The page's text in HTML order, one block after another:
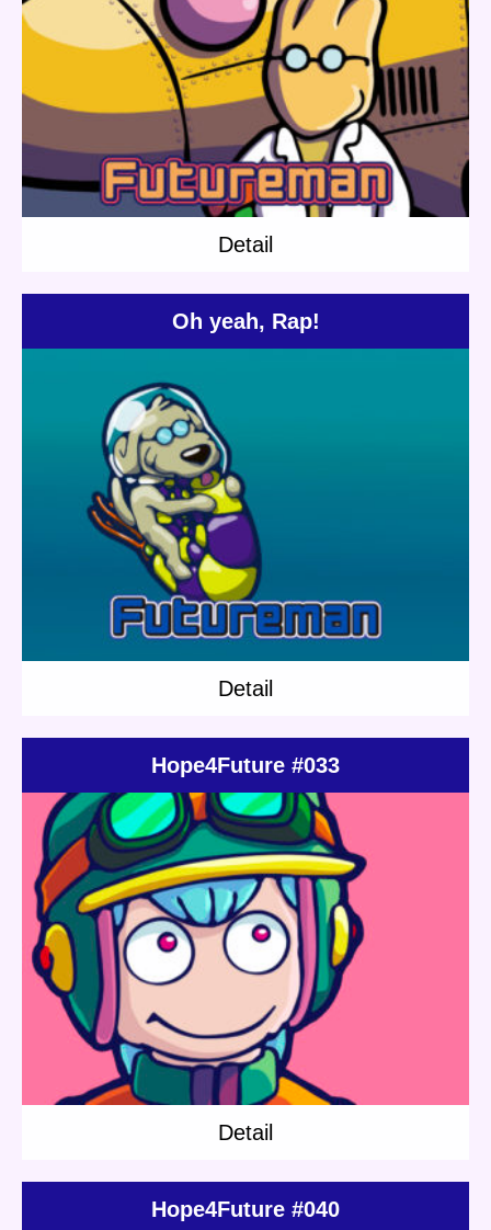
Update: 2018.07.21
Category:Dr.Pirica Others Short story Planet Travel
Detail
Detail
Oh yeah, Rap!
Update:
Category:Others
Detail
Detail
Hope4Future #033
Update:2022.03.05
Category:Others Shop NFT
Detail
Detail
Hope4Future #040